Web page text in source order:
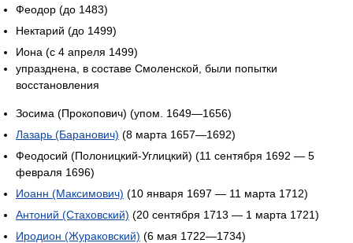
Феодор (до 1483)
Нектарий (до 1499)
Иона (с 4 апреля 1499)
упразднена, в составе Смоленской, были попытки
восстановления
Зосима (Прокопович) (упом. 1649—1656)
Лазарь (Баранович) (8 марта 1657—1692)
Феодосий (Полоницкий-Углицкий) (11 сентября 1692 — 5
февраля 1696)
Иоанн (Максимович) (10 января 1697 — 11 марта 1712)
Антоний (Стаховский) (20 сентября 1713 — 1 марта 1721)
Иродион (Жураковский) (6 мая 1722—1734)